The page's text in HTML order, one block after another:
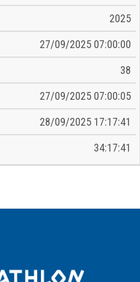
2025
27/09/2025 07:00:00
38
27/09/2025 07:00:05
28/09/2025 17:17:41
34:17:41